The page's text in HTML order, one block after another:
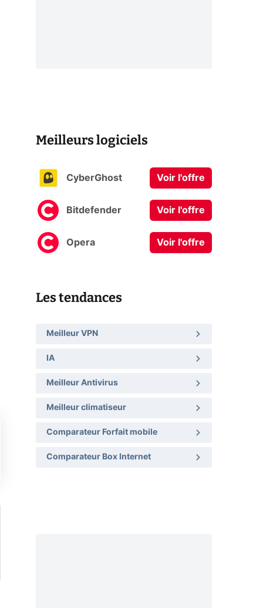
Meilleurs logiciels
CyberGhost Voir l'offre
Bitdefender Voir l'offre
Opera Voir l'offre
Les tendances
Meilleur VPN
IA
Meilleur Antivirus
Meilleur climatiseur
Comparateur Forfait mobile
Comparateur Box Internet